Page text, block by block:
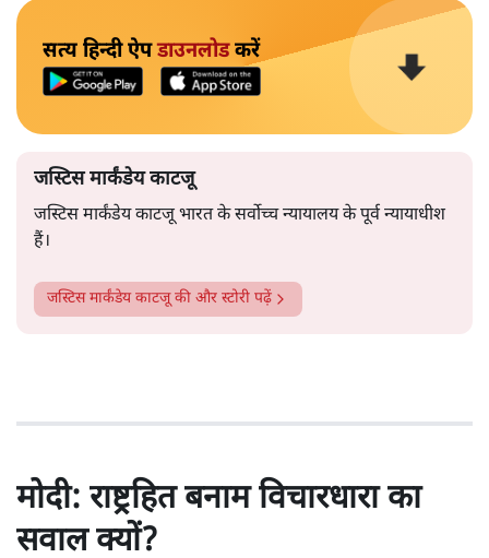
सत्य हिन्दी ऐपडाउनलोडकरें
जस्टिस मार्कंडेय काटजू
जस्टिस मार्कंडेय काटजू भारत के सर्वोच्च न्यायालय के पूर्व न्यायाधीश
हैं।
जस्टिस मार्कंडेय काटजूकी और स्टोरी पढ़ें
मोदी: राष्ट्रहित बनाम विचारधारा का
सवाल क्यों?